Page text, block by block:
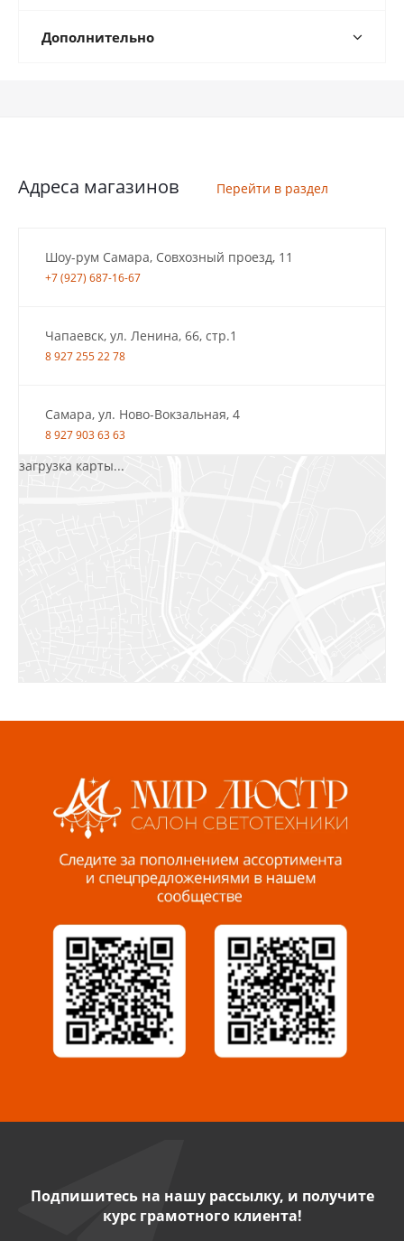
Дополнительно
Адреса магазинов Перейти в раздел
Шоу-рум Самара, Совхозный проезд, 11
+7 (927) 687-16-67
Чапаевск, ул. Ленина, 66, стр.1
8 927 255 22 78
Самара, ул. Ново-Вокзальная, 4
8 927 903 63 63
Пенза, ул. Пролетарская, 61 ТЦ "Стройбери"
Миасс, ул. Романенко, 95
8 922 500 30 39
Сызрань, ул. Декабристов, 1А
8 927 009 54 63
Саратов, ул. Танкистов, 37 (БЦ «Дикомп»)
Нефтекамск, ул. Ленина, 62
загрузка карты...
Подпишитесь на нашу рассылку, и получите
курс грамотного клиента!